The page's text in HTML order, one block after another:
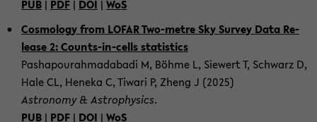
PUB | PDF | DOI | WoS
Cos­mo­lo­gy from LOFAR Two-​metre Sky Sur­vey Data Re­
lease 2: Counts-​in-cells sta­tis­tics
Pas­h­a­pou­rah­mad­a­ba­di M, Böhme L, Sie­wert T, Schwarz D,
Hale CL, Hene­ka C, Ti­wa­ri P, Zheng J (2025)
As­tro­no­my & As­tro­phy­sics.
PUB | PDF | DOI | WoS